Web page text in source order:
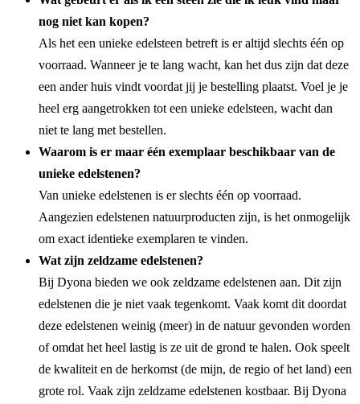
nog niet kan kopen?
Als het een unieke edelsteen betreft is er altijd slechts één op
voorraad. Wanneer je te lang wacht, kan het dus zijn dat deze
een ander huis vindt voordat jij je bestelling plaatst. Voel je je
heel erg aangetrokken tot een unieke edelsteen, wacht dan
niet te lang met bestellen.
Waarom is er maar één exemplaar beschikbaar van de
unieke edelstenen?
Van unieke edelstenen is er slechts één op voorraad.
Aangezien edelstenen natuurproducten zijn, is het onmogelijk
om exact identieke exemplaren te vinden.
Wat zijn zeldzame edelstenen?
Bij Dyona bieden we ook zeldzame edelstenen aan. Dit zijn
edelstenen die je niet vaak tegenkomt. Vaak komt dit doordat
deze edelstenen weinig (meer) in de natuur gevonden worden
of omdat het heel lastig is ze uit de grond te halen. Ook speelt
de kwaliteit en de herkomst (de mijn, de regio of het land) een
grote rol. Vaak zijn zeldzame edelstenen kostbaar. Bij Dyona